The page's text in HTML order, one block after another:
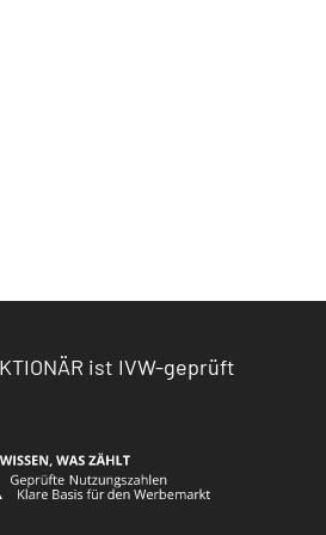
ist IVW-geprüft